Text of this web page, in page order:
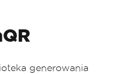
generowania